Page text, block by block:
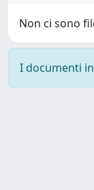
Non ci sono
I documenti